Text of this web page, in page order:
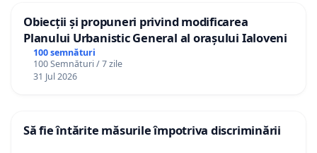
Obiecții și propuneri privind modificarea
Planului Urbanistic General al orașului Ialoveni
100 semnături
100 Semnături / 7 zile
31 Jul 2026
Să fie întărite măsurile împotriva discriminării